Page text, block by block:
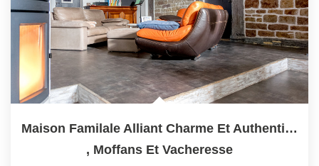
Maison Familale Alliant Charme Et Authenticité Proche De...
, Moffans Et Vacheresse